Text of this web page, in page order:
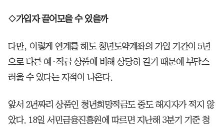
◇가입자 끌어모을 수 있을까
다만, 이렇게 연계를 해도 청년도약계좌의 가입 기간이 5년
으로 다른 예·적금 상품에 비해 상당히 길기 때문에 부담스
러울 수 있다는 지적이 나온다.
앞서 2년짜리 상품인 청년희망적금도 중도 해지자가 적지 않
았다. 18일 서민금융진흥원에 따르면 지난해 3분기 기준 청